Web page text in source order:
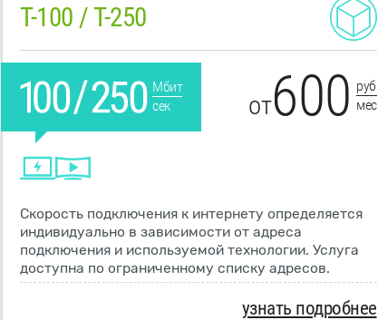
T-100 / T-250
Мбит
сек
от600 руб
мес
Скорость подключения к интернету определяется
индивидуально в зависимости от адреса
подключения и используемой технологии. Услуга
доступна по ограниченному списку адресов.
узнать подробнее